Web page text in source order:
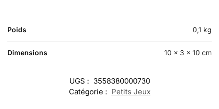
Poids 0,1 kg
Dimensions 10 × 3 × 10 cm
UGS : 3558380000730
Catégorie : Petits Jeux